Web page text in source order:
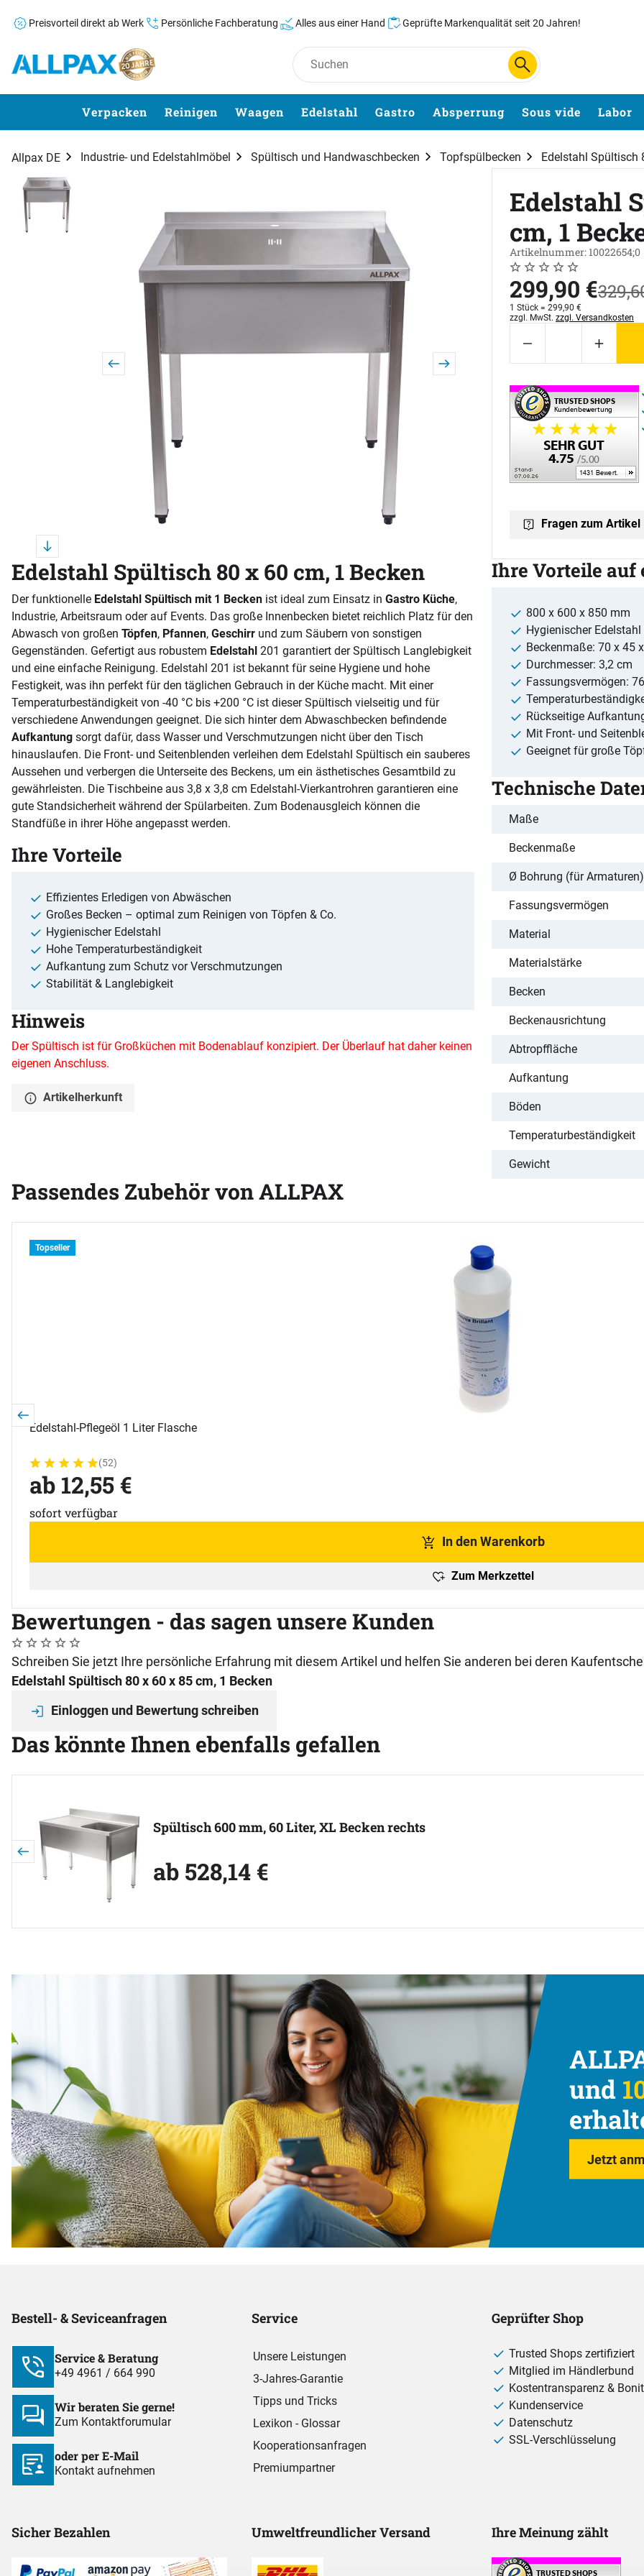
Preisvorteil direkt ab Werk Persönliche Fachberatung Alles aus einer Hand Geprüfte Markenqualität seit 20 Jahren!
Zum Hauptinhalt springen
Verpacken Reinigen Waagen Edelstahl Gastro Absperrung Sous vide Labor
Allpax DE Industrie- und Edelstahlmöbel Spültisch und Handwaschbecken Topfspülbecken Edelstahl Spültisch
Produktgalerie
Zur Kaufbox springen
Edelstahl
cm, 1
Artikelnummer: 10022654;0
Noch keine Bewertungen
0 Bewertungen
jetzt:
299,90 €statt:
329,
1 Stück = 299,90 €
Steuerhinweis:
zzgl. MwSt. zzgl. Versandkosten
Fragen zum Artikel
Edelstahl Spültisch 80 x 60 cm, 1 Becken
Der funktionelle Edelstahl Spültisch mit 1 Becken ist ideal zum Einsatz in Gastro Küche,
Industrie, Arbeitsraum oder auf Events. Das große Innenbecken bietet reichlich Platz für den
Abwasch von großen Töpfen, Pfannen, Geschirr und zum Säubern von sonstigen
Gegenständen. Gefertigt aus robustem Edelstahl 201 garantiert der Spültisch Langlebigkeit
und eine einfache Reinigung. Edelstahl 201 ist bekannt für seine Hygiene und hohe
Festigkeit, was ihn perfekt für den täglichen Gebrauch in der Küche macht. Mit einer
Temperaturbeständigkeit von -40 °C bis +200 °C ist dieser Spültisch vielseitig und für
verschiedene Anwendungen geeignet. Die sich hinter dem Abwaschbecken befindende
Aufkantung sorgt dafür, dass Wasser und Verschmutzungen nicht über den Tisch
hinauslaufen. Die Front- und Seitenblenden verleihen dem Edelstahl Spültisch ein sauberes
Aussehen und verbergen die Unterseite des Beckens, um ein ästhetisches Gesamtbild zu
gewährleisten. Die Tischbeine aus 3,8 x 3,8 cm Edelstahl-Vierkantrohren garantieren eine
gute Standsicherheit während der Spülarbeiten. Zum Bodenausgleich können die
Standfüße in ihrer Höhe angepasst werden.
Ihre Vorteile
Effizientes Erledigen von Abwäschen
Großes Becken – optimal zum Reinigen von Töpfen & Co.
Hygienischer Edelstahl
Hohe Temperaturbeständigkeit
Aufkantung zum Schutz vor Verschmutzungen
Stabilität & Langlebigkeit
Hinweis
Der Spültisch ist für Großküchen mit Bodenablauf konzipiert. Der Überlauf hat daher keinen
eigenen Anschluss.
Artikelherkunft
Ihre Vorteile auf
800 x 600 x 850 mm
Hygienischer Edelstahl
Beckenmaße: 70 x 45
Durchmesser: 3,2 cm
Fassungsvermögen:
Rückseitige
Mit Front- und
Geeignet für große
Technische
Maße
Beckenmaße
Ø Bohrung (für Armaturen)
Fassungsvermögen
Material
Materialstärke
Becken
Beckenausrichtung
Abtropffläche
Aufkantung
Böden
Temperaturbeständigkeit
Gewicht
Passendes Zubehör von ALLPAX
Topseller
Edelstahl-Pflegeöl 1 Liter Flasche
Bewertung: 5 von 5 (52 Bewertungen)
52 Bewertungen
(52)
ab:
ab 12,55 €
sofort verfügbar
In den Warenkorb
Zum Merkzettel
Bewertungen - das sagen unsere Kunden
Noch keine Bewertungen abgegeben
0 Bewertungen
Schreiben Sie jetzt Ihre persönliche Erfahrung mit diesem Artikel und helfen Sie anderen bei deren
Edelstahl Spültisch 80 x 60 x 85 cm, 1 Becken
Einloggen und Bewertung schreiben
Das könnte Ihnen ebenfalls gefallen
Spültisch 600 mm, 60 Liter, XL Becken rechts
ab:
ab 528,14 €
und
Jetzt
Bestell- & Seviceanfragen
Service & Beratung
+49 4961 / 664 990
Wir beraten Sie gerne!
Zum Kontaktforumular
oder per E-Mail
Kontakt aufnehmen
Service
Unsere Leistungen
3-Jahres-Garantie
Tipps und Tricks
Lexikon - Glossar
Kooperationsanfragen
Premiumpartner
Geprüfter Shop
Trusted Shops zertifiziert
Mitglied im Händlerbund
Kostentransparenz &
Kundenservice
Datenschutz
SSL-Verschlüsselung
Sicher Bezahlen Umweltfreundlicher Versand Ihre Meinung zählt